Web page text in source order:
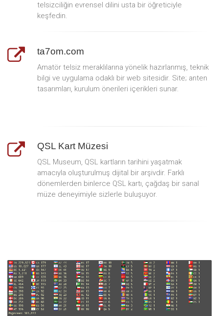
telsizciliğin evrensel dilini usta bir öğreticiyle
keşfedin.
ta7om.com
Amatör telsiz meraklılarına yönelik hazırlanmış, teknik
bilgi ve uygulama odaklı bir web sitesidir. Site; anten
tasarımları, kurulum önerileri içerikleri sunar.
QSL Kart Müzesi
QSL Museum, QSL kartların tarihini yaşatmak
amacıyla oluşturulmuş dijital bir arşivdir. Farklı
dönemlerden binlerce QSL kartı, çağdaş bir sanal
müze deneyimiyle sizlerle buluşuyor.